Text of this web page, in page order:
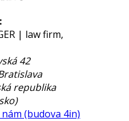
| law firm,
42
republika
(budova 4in)